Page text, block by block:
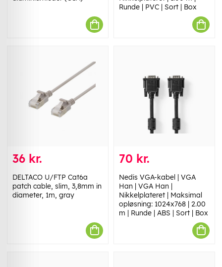
Runde | PVC | Sort | Box
36 kr.
DELTACO U/FTP Cat6a
patch cable, slim, 3,8mm in
diameter, 1m, gray
70 kr.
Nedis VGA-kabel | VGA
Han | VGA Han |
Nikkelplateret | Maksimal
opløsning: 1024x768 | 2.00
m | Runde | ABS | Sort | Box